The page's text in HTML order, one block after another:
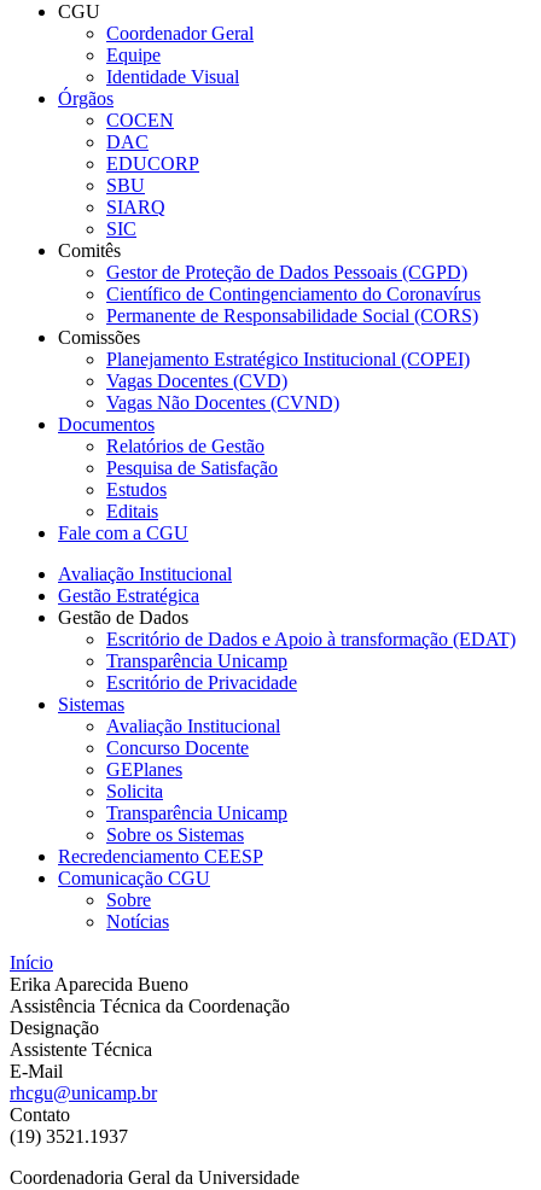
CGU
Coordenador Geral
Equipe
Identidade Visual
Órgãos
COCEN
DAC
EDUCORP
SBU
SIARQ
SIC
Comitês
Gestor de Proteção de Dados Pessoais (CGPD)
Científico de Contingenciamento do Coronavírus
Permanente de Responsabilidade Social (CORS)
Comissões
Planejamento Estratégico Institucional (COPEI)
Vagas Docentes (CVD)
Vagas Não Docentes (CVND)
Documentos
Relatórios de Gestão
Pesquisa de Satisfação
Estudos
Editais
Fale com a CGU
Avaliação Institucional
Gestão Estratégica
Gestão de Dados
Escritório de Dados e Apoio à transformação (EDAT)
Transparência Unicamp
Escritório de Privacidade
Sistemas
Avaliação Institucional
Concurso Docente
GEPlanes
Solicita
Transparência Unicamp
Sobre os Sistemas
Recredenciamento CEESP
Comunicação CGU
Sobre
Notícias
Início
Erika Aparecida Bueno
Assistência Técnica da Coordenação
Designação
Assistente Técnica
E-Mail
rhcgu@unicamp.br
Contato
(19) 3521.1937
Coordenadoria Geral da Universidade